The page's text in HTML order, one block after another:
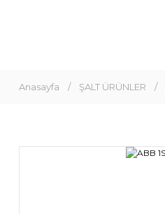
Anasayfa ŞALT ÜRÜNLER